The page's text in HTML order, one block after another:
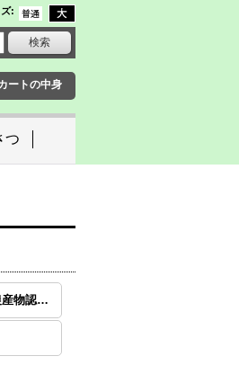
:
ートの中身
つ
埼玉県特別栽培農産物認証米